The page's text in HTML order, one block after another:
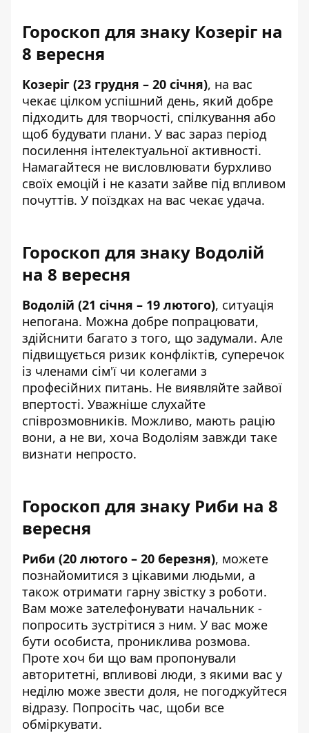
Гороскоп для знаку Козеріг на
8 вересня
Козеріг (23 грудня – 20 січня), на вас
чекає цілком успішний день, який добре
підходить для творчості, спілкування або
щоб будувати плани. У вас зараз період
посилення інтелектуальної активності.
Намагайтеся не висловлювати бурхливо
своїх емоцій і не казати зайве під впливом
почуттів. У поїздках на вас чекає удача.
Гороскоп для знаку Водолій
на 8 вересня
Водолій (21 січня – 19 лютого), ситуація
непогана. Можна добре попрацювати,
здійснити багато з того, що задумали. Але
підвищується ризик конфліктів, суперечок
із членами сім'ї чи колегами з
професійних питань. Не виявляйте зайвої
впертості. Уважніше слухайте
співрозмовників. Можливо, мають рацію
вони, а не ви, хоча Водоліям завжди таке
визнати непросто.
Гороскоп для знаку Риби на 8
вересня
Риби (20 лютого – 20 березня), можете
познайомитися з цікавими людьми, а
також отримати гарну звістку з роботи.
Вам може зателефонувати начальник -
попросить зустрітися з ним. У вас може
бути особиста, прониклива розмова.
Проте хоч би що вам пропонували
авторитетні, впливові люди, з якими вас у
неділю може звести доля, не погоджуйтеся
відразу. Попросіть час, щоби все
обміркувати.